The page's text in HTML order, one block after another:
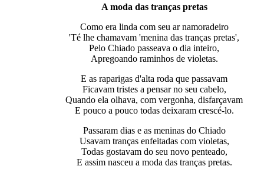
A moda das tranças pretas
Como era linda com seu ar namoradeiro
'Té lhe chamavam 'menina das tranças pretas',
Pelo Chiado passeava o dia inteiro,
Apregoando raminhos de violetas.
E as raparigas d'alta roda que passavam
Ficavam tristes a pensar no seu cabelo,
Quando ela olhava, com vergonha, disfarçavam
E pouco a pouco todas deixaram crescé-lo.
Passaram dias e as meninas do Chiado
Usavam tranças enfeitadas com violetas,
Todas gostavam do seu novo penteado,
E assim nasceu a moda das tranças pretas.